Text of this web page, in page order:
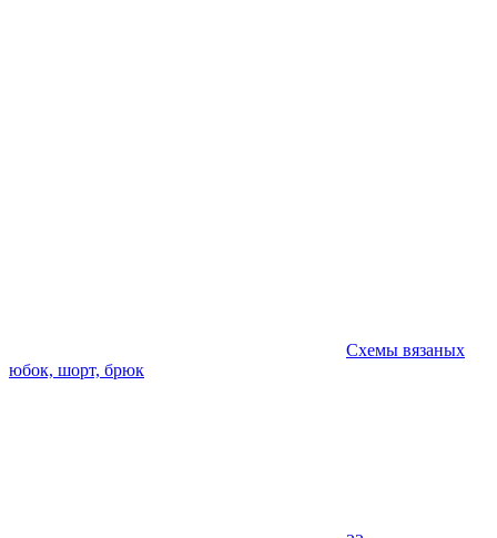
Схемы вязаных
юбок, шорт, брюк